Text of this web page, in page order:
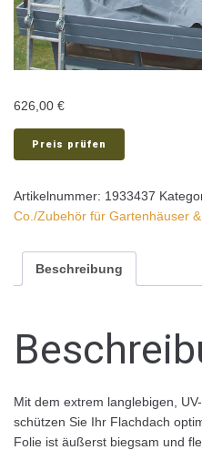
626,00 €
Preis prüfen
Artikelnummer: 1933437
Co./Zubehör für Gartenhäuser
Beschreibung
Mit dem extrem langlebigen,
schützen Sie Ihr Flachdach
Folie ist äußerst biegsam und